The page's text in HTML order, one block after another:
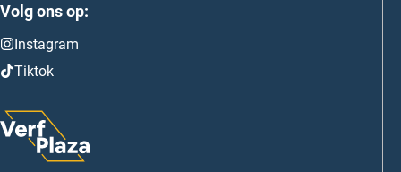
Volg ons op:
Instagram
Tiktok